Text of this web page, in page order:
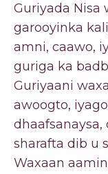
Guriyada Nisa
garooyinka
amni, caawo,
guriga ka
Guriyaani
awoogto,
sharafta dib u
Waxaan